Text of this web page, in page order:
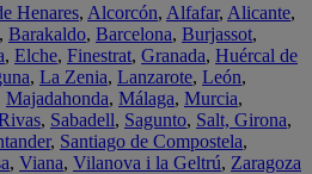
Henares, Alcorcón, Alfafar, Alicante,
, Barakaldo, Barcelona, Burjassot,
, Elche, Finestrat, Granada, Huércal de
, La Zenia, Lanzarote, León,
Majadahonda, Málaga, Murcia,
, Sabadell, Sagunto, Salt, Girona,
, Santiago de Compostela,
, Viana, Vilanova i la Geltrú, Zaragoza